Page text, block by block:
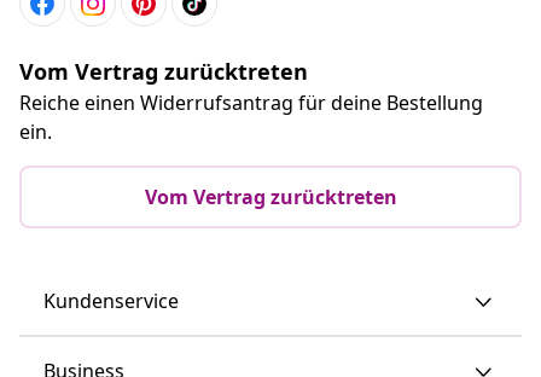
Vom Vertrag zurücktreten
Reiche einen Widerrufsantrag für deine Bestellung
ein.
Vom Vertrag zurücktreten
Kundenservice
Business